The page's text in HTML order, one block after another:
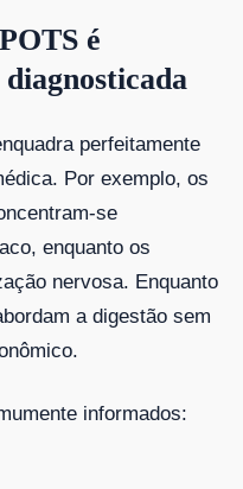
é
perfeitamente
Por exemplo, os
se
enquanto os
nervosa. Enquanto
a digestão sem
informados: